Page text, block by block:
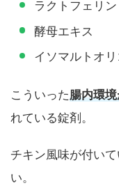
ラクトフェリン
酵母エキス
イソマルトオ
こういった腸内環
れている錠剤。
チキン風味が付い
い。